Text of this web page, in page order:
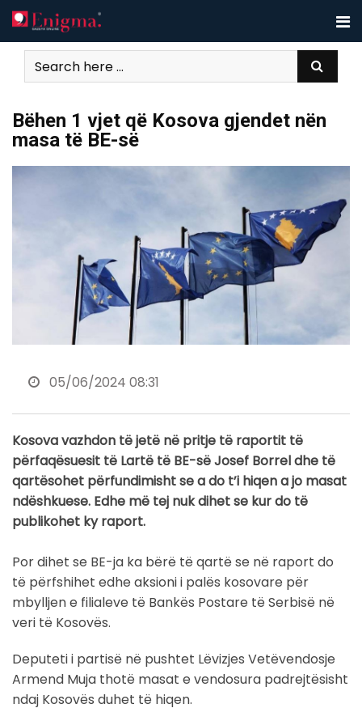
Skip
to
content
Bëhen 1 vjet që Kosova gjendet nën
masa të BE-së
05/06/2024 08:31
Kosova vazhdon të jetë në pritje të raportit të
përfaqësuesit të Lartë të BE-së Josef Borrel dhe të
qartësohet përfundimisht se a do t’i hiqen a jo masat
ndëshkuese. Edhe më tej nuk dihet se kur do të
publikohet ky raport.
Por dihet se BE-ja ka bërë të qartë se në raport do
të përfshihet edhe aksioni i palës kosovare për
mbylljen e filialeve të Bankës Postare të Serbisë në
veri të Kosovës.
Deputeti i partisë në pushtet Lëvizjes Vetëvendosje
Armend Muja thotë masat e vendosura padrejtësisht
ndaj Kosovës duhet të hiqen.